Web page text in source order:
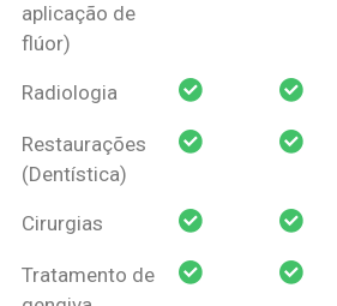
aplicação de
flúor)
Radiologia
Restaurações
(Dentística)
Cirurgias
Tratamento de